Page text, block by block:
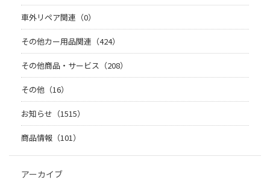
車外リペア関連（0）
その他カー用品関連（424）
その他商品・サービス（208）
その他（16）
お知らせ（1515）
商品情報（101）
アーカイブ